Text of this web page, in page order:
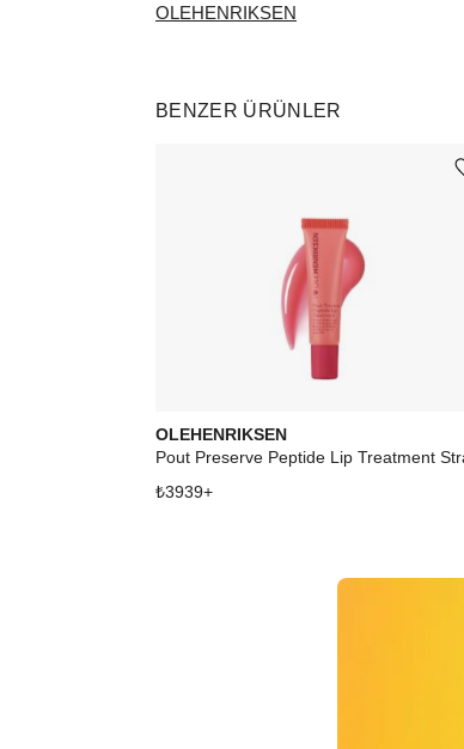
OLEHENRIKSEN
BENZER ÜRÜNLER
OLEHENRIKSEN
₺3939+